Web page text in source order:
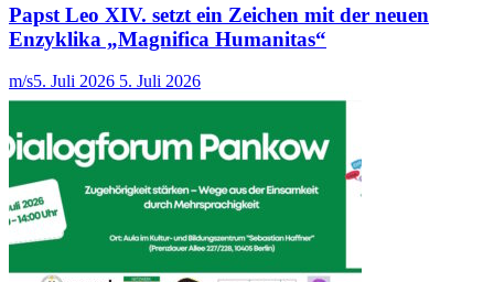
Papst Leo XIV. setzt ein Zeichen mit der neuen
Enzyklika „Magnifica Humanitas“
m/s5. Juli 2026 5. Juli 2026